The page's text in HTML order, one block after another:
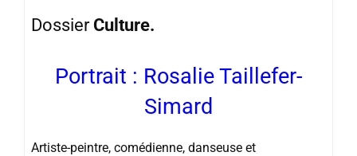
Dossier Culture.
Portrait : Rosalie Taillefer-
Simard
Artiste-peintre, comédienne, danseuse et